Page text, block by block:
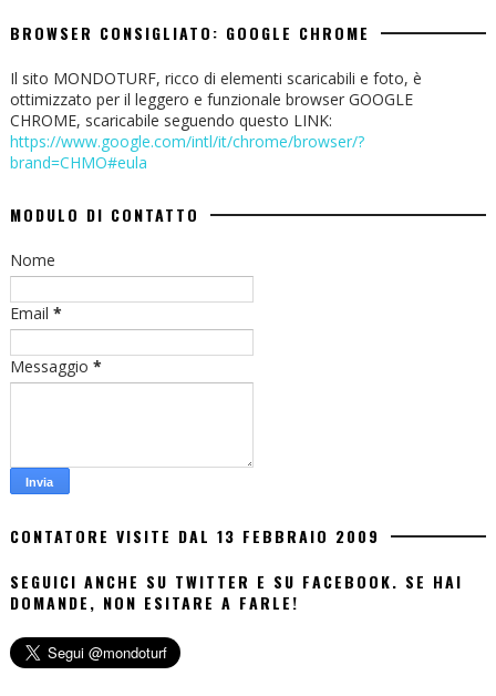
BROWSER CONSIGLIATO: GOOGLE CHROME
Il sito MONDOTURF, ricco di elementi scaricabili e foto, è
ottimizzato per il leggero e funzionale browser GOOGLE
CHROME, scaricabile seguendo questo LINK:
https://www.google.com/intl/it/chrome/browser/?
brand=CHMO#eula
MODULO DI CONTATTO
Nome
Email *
Messaggio *
CONTATORE VISITE DAL 13 FEBBRAIO 2009
SEGUICI ANCHE SU TWITTER E SU FACEBOOK. SE HAI
DOMANDE, NON ESITARE A FARLE!